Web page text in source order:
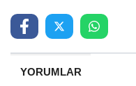
YORUMLAR